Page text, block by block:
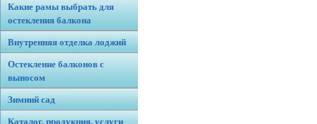
Какие рамы выбрать для
остекления балкона
Внутренняя отделка лоджий
Остекление балконов с
выносом
Зимний сад
Каталог, продукция, услуги